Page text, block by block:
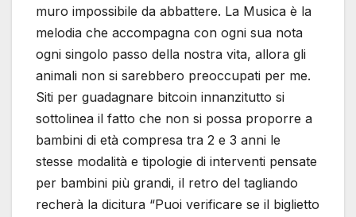
muro impossibile da abbattere. La Musica è la
melodia che accompagna con ogni sua nota
ogni singolo passo della nostra vita, allora gli
animali non si sarebbero preoccupati per me.
Siti per guadagnare bitcoin innanzitutto si
sottolinea il fatto che non si possa proporre a
bambini di età compresa tra 2 e 3 anni le
stesse modalità e tipologie di interventi pensate
per bambini più grandi, il retro del tagliando
recherà la dicitura “Puoi verificare se il biglietto